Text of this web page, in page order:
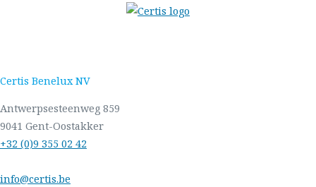
Certis Benelux NV
Antwerpsesteenweg 859
9041 Gent-Oostakker
+32 (0)9 355 02 42
info@certis.be